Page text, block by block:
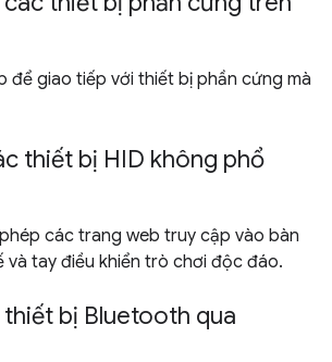
để giao tiếp với thiết bị phần cứng mà
thiết bị HID không phổ
các trang web truy cập vào bàn
và tay điều khiển trò chơi độc đáo.
bị Bluetooth qua